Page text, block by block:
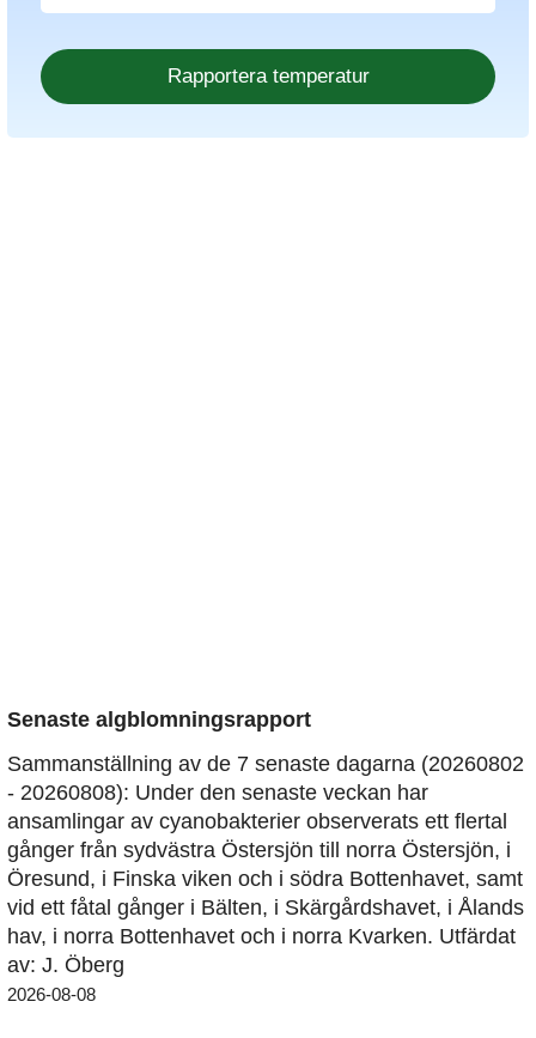
Senaste algblomningsrapport
Sammanställning av de 7 senaste dagarna (20260802
- 20260808): Under den senaste veckan har
ansamlingar av cyanobakterier observerats ett flertal
gånger från sydvästra Östersjön till norra Östersjön, i
Öresund, i Finska viken och i södra Bottenhavet, samt
vid ett fåtal gånger i Bälten, i Skärgårdshavet, i Ålands
hav, i norra Bottenhavet och i norra Kvarken. Utfärdat
av: J. Öberg
2026-08-08